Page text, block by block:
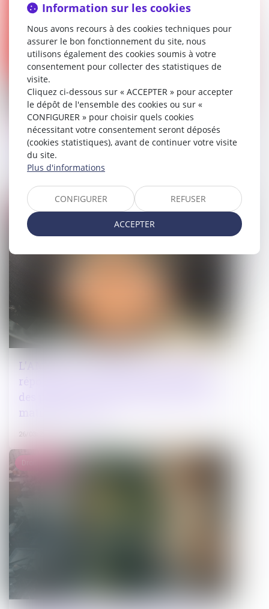
Nullité des actes de procédure : les
limites au principe de l’interdiction
d’utiliser des pièces annulées
L'AMF invite les acteurs de la Place à
répondre à la consultation de l'EBA sur
des projets de normes d’application en
matière de LCB-FT
26/03/2025
Droit pénal
Droit public
Information sur les cookies
Nous avons recours à des cookies techniques pour
assurer le bon fonctionnement du site, nous
utilisons également des cookies soumis à votre
consentement pour collecter des statistiques de
visite.
Cliquez ci-dessous sur « ACCEPTER » pour accepter
le dépôt de l'ensemble des cookies ou sur «
CONFIGURER » pour choisir quels cookies
nécessitant votre consentement seront déposés
(cookies statistiques), avant de continuer votre visite
du site.
Plus d'informations
CONFIGURER REFUSER
ACCEPTER